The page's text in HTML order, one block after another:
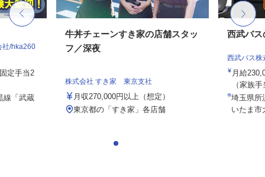
社/hka260
定手当2
線「武蔵
牛丼チェーンすき家の店舗スタッ
フ／深夜
株式会社 すき家 東京支社
月収270,000円以上（想定）
東京都の「すき家」各店舗
西武バス
西武バス株
月給
（家族
埼玉県所
いたま市